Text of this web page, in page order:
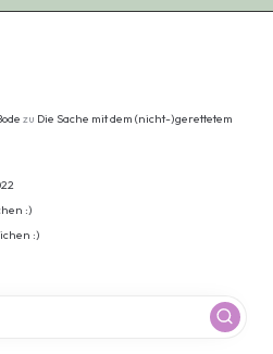
zu Die Sache mit dem (nicht-)gerettetem
:)
:)